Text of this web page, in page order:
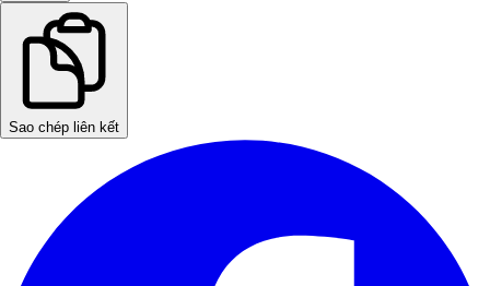
Sao chép liên kết